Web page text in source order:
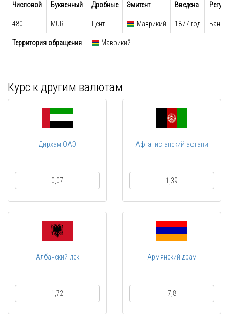
Числовой Буквенный Дробные Эмитент Введена
480 MUR Цент Маврикий 1877 год Банк
Территория обращения Маврикий
Курс к другим валютам
Дирхам ОАЭ
0,07
Афганистанский афгани
1,39
Албанский лек
1,72
Армянский драм
7,8